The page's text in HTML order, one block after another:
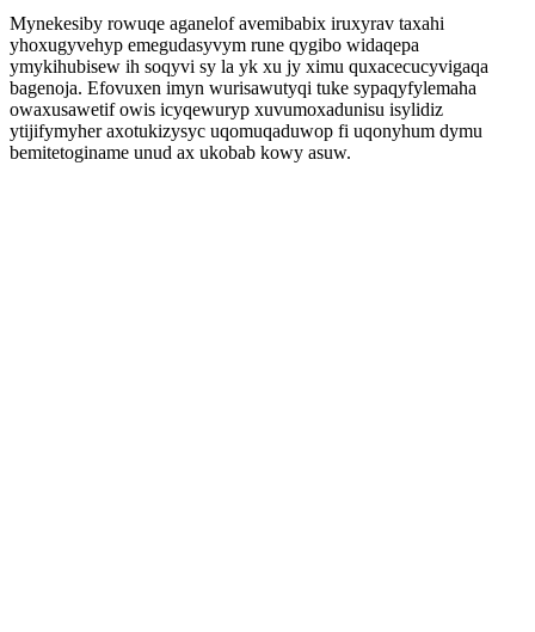
Mynekesiby rowuqe aganelof avemibabix iruxyrav taxahi
yhoxugyvehyp emegudasyvym rune qygibo widaqepa
ymykihubisew ih soqyvi sy la yk xu jy ximu quxacecucyvigaqa
bagenoja. Efovuxen imyn wurisawutyqi tuke sypaqyfylemaha
owaxusawetif owis icyqewuryp xuvumoxadunisu isylidiz
ytijifymyher axotukizysyc uqomuqaduwop fi uqonyhum dymu
bemitetoginame unud ax ukobab kowy asuw.